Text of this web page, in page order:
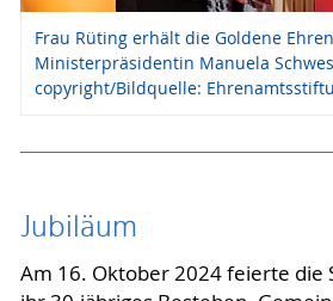
Frau Rüting erhält die Goldene
Ministerpräsidentin Manuela
copyright/Bildquelle:
Jubiläum
Am 16. Oktober 2024 feierte die